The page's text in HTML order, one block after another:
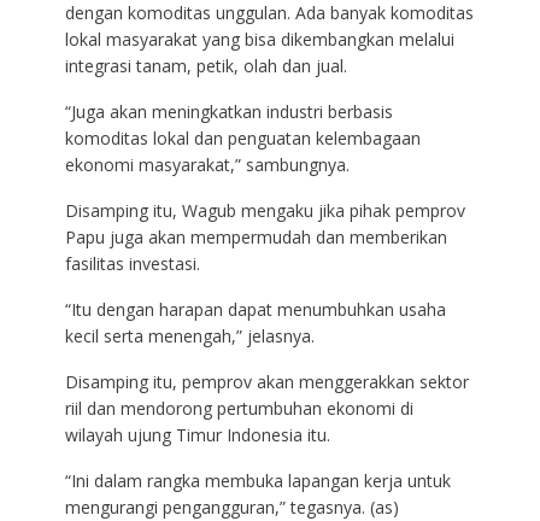
dengan komoditas unggulan. Ada banyak komoditas
lokal masyarakat yang bisa dikembangkan melalui
integrasi tanam, petik, olah dan jual.
“Juga akan meningkatkan industri berbasis
komoditas lokal dan penguatan kelembagaan
ekonomi masyarakat,” sambungnya.
Disamping itu, Wagub mengaku jika pihak pemprov
Papu juga akan mempermudah dan memberikan
fasilitas investasi.
“Itu dengan harapan dapat menumbuhkan usaha
kecil serta menengah,” jelasnya.
Disamping itu, pemprov akan menggerakkan sektor
riil dan mendorong pertumbuhan ekonomi di
wilayah ujung Timur Indonesia itu.
“Ini dalam rangka membuka lapangan kerja untuk
mengurangi pengangguran,” tegasnya. (as)